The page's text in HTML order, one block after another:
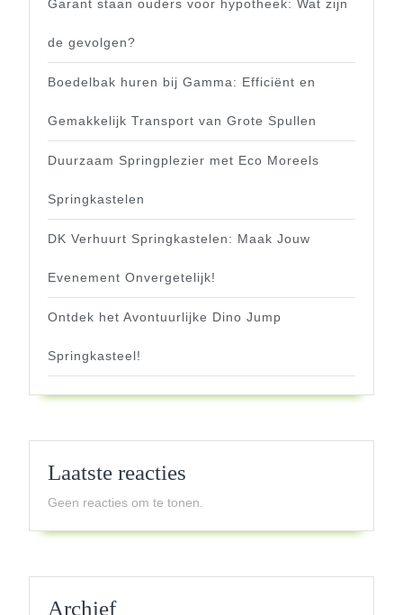
Garant staan ouders voor hypotheek: Wat zijn
de gevolgen?
Boedelbak huren bij Gamma: Efficiënt en
Gemakkelijk Transport van Grote Spullen
Duurzaam Springplezier met Eco Moreels
Springkastelen
DK Verhuurt Springkastelen: Maak Jouw
Evenement Onvergetelijk!
Ontdek het Avontuurlijke Dino Jump
Springkasteel!
Laatste reacties
Geen reacties om te tonen.
Archief